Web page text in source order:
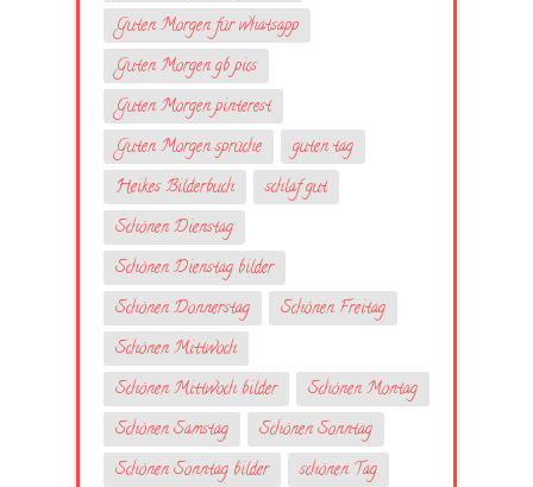
Guten Morgen für whatsapp
Guten Morgen gb pics
Guten Morgen pinterest
Guten Morgen sprüche
guten tag
Heikes Bilderbuch
schlaf gut
Schönen Dienstag
Schönen Dienstag bilder
Schönen Donnerstag
Schönen Freitag
Schönen Mittwoch
Schönen Mittwoch bilder
Schönen Montag
Schönen Samstag
Schönen Sonntag
Schönen Sonntag bilder
schönen Tag